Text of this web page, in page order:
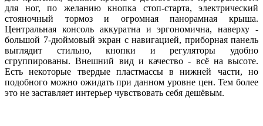
для ног, по желанию кнопка стоп-старта, электрический
стояночный тормоз и огромная панорамная крыша.
Центральная консоль аккуратна и эргономична, наверху -
большой 7-дюймовый экран с навигацией, приборная панель
выглядит стильно, кнопки и регуляторы удобно
сгруппированы. Внешний вид и качество - всё на высоте.
Есть некоторые твердые пластмассы в нижней части, но
подобного можно ожидать при данном уровне цен. Тем более
это не заставляет интерьер чувствовать себя дешёвым.